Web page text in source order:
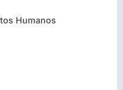
Humanos